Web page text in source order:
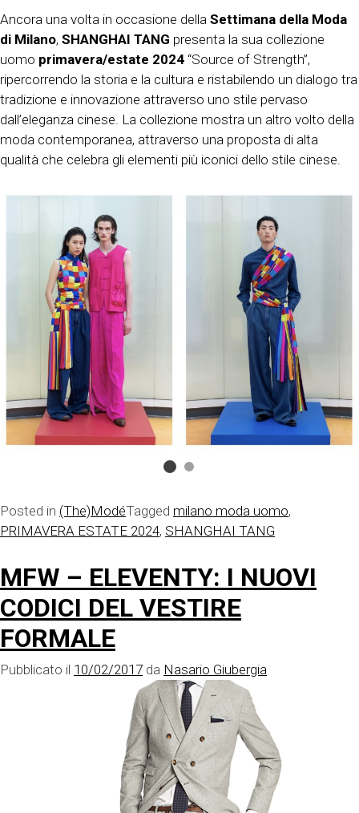
Ancora una volta in occasione della Settimana della Moda
di Milano, SHANGHAI TANG presenta la sua collezione
uomo primavera/estate 2024 “Source of Strength”,
ripercorrendo la storia e la cultura e ristabilendo un dialogo tra
tradizione e innovazione attraverso uno stile pervaso
dall’eleganza cinese. La collezione mostra un altro volto della
moda contemporanea, attraverso una proposta di alta
qualità che celebra gli elementi più iconici dello stile cinese.
Posted in (The)ModéTagged milano moda uomo,
PRIMAVERA ESTATE 2024, SHANGHAI TANG
MFW – ELEVENTY: I NUOVI
CODICI DEL VESTIRE
FORMALE
Pubblicato il 10/02/2017 da Nasario Giubergia